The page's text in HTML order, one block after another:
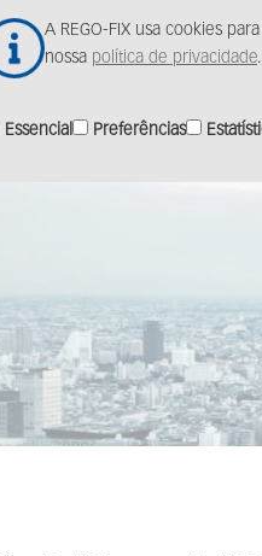
A REGO-FIX usa cookies
nossa política de privacidade.
Essencial Preferências